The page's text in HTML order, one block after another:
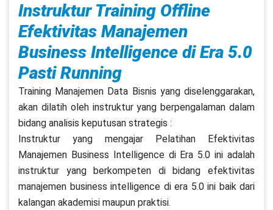
Instruktur Training Offline
Efektivitas Manajemen
Business Intelligence di Era 5.0
Pasti Running
Training Manajemen Data Bisnis yang diselenggarakan,
akan dilatih oleh instruktur yang berpengalaman dalam
bidang analisis keputusan strategis :
Instruktur yang mengajar Pelatihan Efektivitas
Manajemen Business Intelligence di Era 5.0 ini adalah
instruktur yang berkompeten di bidang efektivitas
manajemen business intelligence di era 5.0 ini baik dari
kalangan akademisi maupun praktisi.